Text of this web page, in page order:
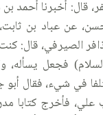
قال: أخبرنا أحمد
عن عباد بن
الصيرفي، قال:
فجعل يسأله،
في شيء، فقال
فأخرج كتابا